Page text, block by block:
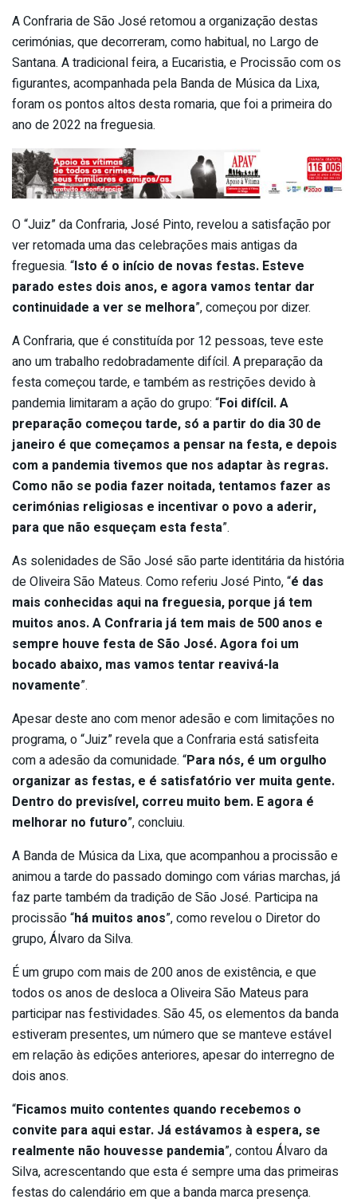
A Confraria de São José retomou a organização destas
cerimónias, que decorreram, como habitual, no Largo de
Santana. A tradicional feira, a Eucaristia, e Procissão com os
figurantes, acompanhada pela Banda de Música da Lixa,
foram os pontos altos desta romaria, que foi a primeira do
ano de 2022 na freguesia.
O “Juiz” da Confraria, José Pinto, revelou a satisfação por
ver retomada uma das celebrações mais antigas da
freguesia. “Isto é o início de novas festas. Esteve
parado estes dois anos, e agora vamos tentar dar
continuidade a ver se melhora”, começou por dizer.
A Confraria, que é constituída por 12 pessoas, teve este
ano um trabalho redobradamente difícil. A preparação da
festa começou tarde, e também as restrições devido à
pandemia limitaram a ação do grupo: “Foi difícil. A
preparação começou tarde, só a partir do dia 30 de
janeiro é que começamos a pensar na festa, e depois
com a pandemia tivemos que nos adaptar às regras.
Como não se podia fazer noitada, tentamos fazer as
cerimónias religiosas e incentivar o povo a aderir,
para que não esqueçam esta festa”.
As solenidades de São José são parte identitária da história
de Oliveira São Mateus. Como referiu José Pinto, “é das
mais conhecidas aqui na freguesia, porque já tem
muitos anos. A Confraria já tem mais de 500 anos e
sempre houve festa de São José. Agora foi um
bocado abaixo, mas vamos tentar reavivá-la
novamente”.
Apesar deste ano com menor adesão e com limitações no
programa, o “Juiz” revela que a Confraria está satisfeita
com a adesão da comunidade. “Para nós, é um orgulho
organizar as festas, e é satisfatório ver muita gente.
Dentro do previsível, correu muito bem. E agora é
melhorar no futuro”, concluiu.
A Banda de Música da Lixa, que acompanhou a procissão e
animou a tarde do passado domingo com várias marchas, já
faz parte também da tradição de São José. Participa na
procissão “há muitos anos”, como revelou o Diretor do
grupo, Álvaro da Silva.
É um grupo com mais de 200 anos de existência, e que
todos os anos de desloca a Oliveira São Mateus para
participar nas festividades. São 45, os elementos da banda
estiveram presentes, um número que se manteve estável
em relação às edições anteriores, apesar do interregno de
dois anos.
“Ficamos muito contentes quando recebemos o
convite para aqui estar. Já estávamos à espera, se
realmente não houvesse pandemia”, contou Álvaro da
Silva, acrescentando que esta é sempre uma das primeiras
festas do calendário em que a banda marca presença.